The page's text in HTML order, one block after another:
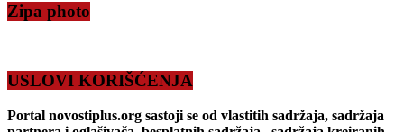
Zipa photo
USLOVI KORIŠĆENJA
Portal novostiplus.org sastoji se od vlastitih sadržaja, sadržaja